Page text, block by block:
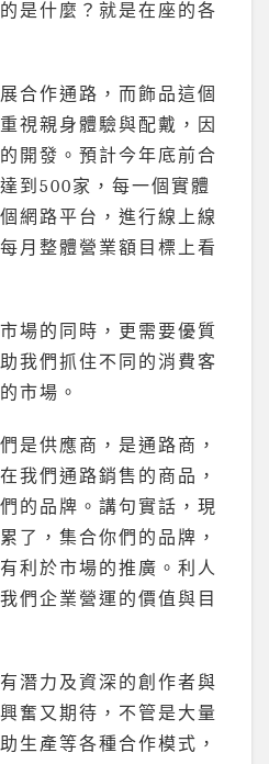
是什麼？就是在座的各
合作通路，而飾品這個
視親身體驗與配戴，因
開發。預計今年底前合
到500家，每一個實體
網路平台，進行線上線
月整體營業額目標上看
場的同時，更需要優質
我們抓住不同的消費客
市場。
是供應商，是通路商，
我們通路銷售的商品，
的品牌。講句實話，現
了，集合你們的品牌，
利於市場的推廣。利人
們企業營運的價值與目
潛力及資深的創作者與
奮又期待，不管是大量
生產等各種合作模式，